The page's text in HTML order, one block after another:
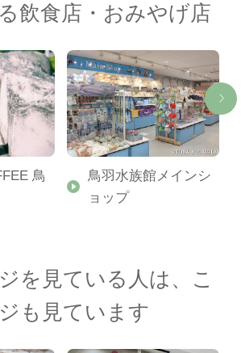
飲食店・おみやげ店
鳥
鳥羽水族館メインシ
ョップ
を見ている人は、こ
も見ています